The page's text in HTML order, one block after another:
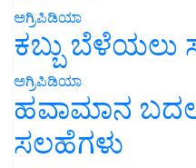
ಅಗ್ರಿಪಿಡಿಯಾ
ಕಬ್ಬು ಬೆಳೆಯಲು
ಅಗ್ರಿಪಿಡಿಯಾ
ಹವಾಮಾನ
ಸಲಹೆಗಳು